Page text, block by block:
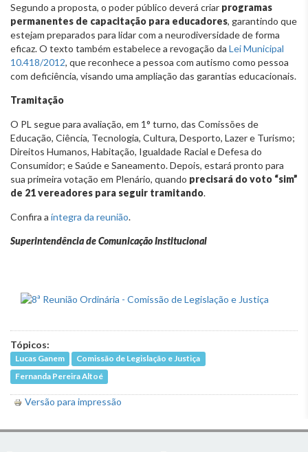
Segundo a proposta, o poder público deverá criar programas
permanentes de capacitação para educadores, garantindo que
estejam preparados para lidar com a neurodiversidade de forma
eficaz. O texto também estabelece a revogação da Lei Municipal
10.418/2012, que reconhece a pessoa com autismo como pessoa
com deficiência, visando uma ampliação das garantias educacionais.
Tramitação
O PL segue para avaliação, em 1° turno, das Comissões de
Educação, Ciência, Tecnologia, Cultura, Desporto, Lazer e Turismo;
Direitos Humanos, Habitação, Igualdade Racial e Defesa do
Consumidor; e Saúde e Saneamento. Depois, estará pronto para
sua primeira votação em Plenário, quando precisará do voto “sim”
de 21 vereadores para seguir tramitando.
Confira a íntegra da reunião.
Superintendência de Comunicação Institucional
Tópicos:
Lucas Ganem
Comissão de Legislação e Justiça
Fernanda Pereira Altoé
Versão para impressão